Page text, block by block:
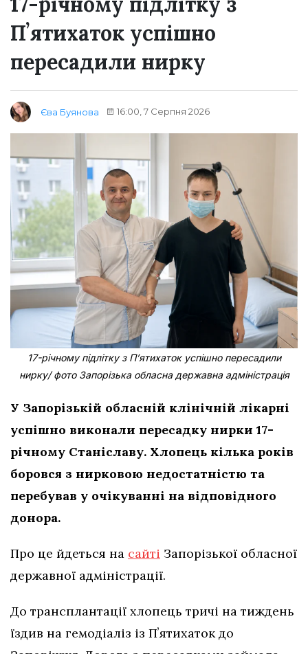
Пʼятихаток успішно
пересадили нирку
Єва Буянова 16:00, 7 Серпня 2026
17-річному підлітку з Пʼятихаток успішно пересадили
нирку/ фото Запорізька обласна державна адміністрація
У Запорізькій обласній клінічній лікарні
успішно виконали пересадку нирки 17-
річному Станіславу. Хлопець кілька років
боровся з нирковою недостатністю та
перебував у очікуванні на відповідного
донора.
Про це йдеться на сайті Запорізької обласної
державної адміністрації.
До трансплантації хлопець тричі на тиждень
їздив на гемодіаліз із Пʼятихаток до